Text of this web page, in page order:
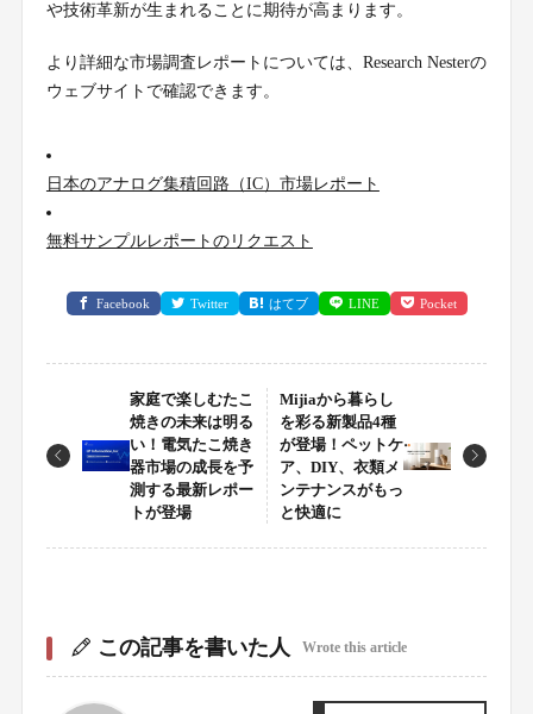
や技術革新が生まれることに期待が高まります。
より詳細な市場調査レポートについては、Research Nesterの
ウェブサイトで確認できます。
日本のアナログ集積回路（IC）市場レポート
無料サンプルレポートのリクエスト
Facebook Twitter はてブ LINE Pocket
家庭で楽しむたこ
焼きの未来は明る
い！電気たこ焼き
器市場の成長を予
測する最新レポー
トが登場
Mijiaから暮らし
を彩る新製品4種
が登場！ペットケ
ア、DIY、衣類メ
ンテナンスがもっ
と快適に
この記事を書いた人 Wrote this article